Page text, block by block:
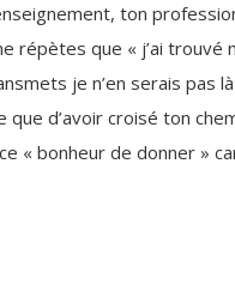
ton
répètes que « j’ai
je n’en serais pas là
que d’avoir croisé ton
« bonheur de donner »